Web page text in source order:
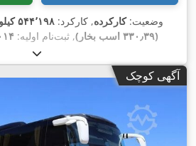
وضعیت:کارکرده, کارکرد: ۵۴۴٬۱۹۸ کیلومتر
(۳۳۰٫۳۹ اسب بخار)
, ثبت‌نام اولیه:
, نوع چرخ‌دنده:
رنگ:دیگر, ترمزها:رتاردر, طول کل:
۳٬۵۰۰ میلی‌متر
, سال ساخت: آگهی کوچک